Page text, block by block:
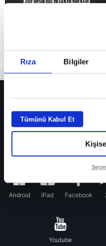
Rıza Bilgiler
Tümünü Kabul Et
Fenerbahçe’de sürpriz ayrılık
Fenerbahçe’nin yeni transferi
Galatasaray’da rota yeniden Thiago
Android iPad Facebook
Youtube